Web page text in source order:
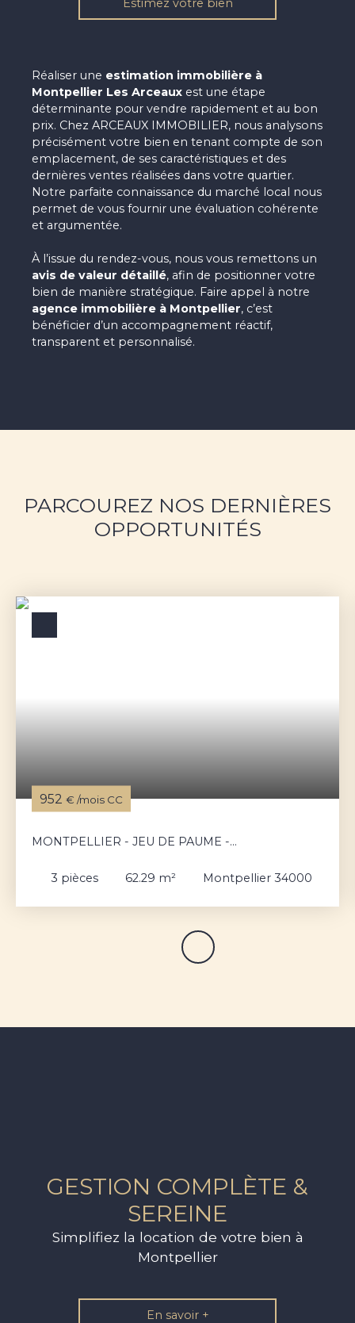
Estimez votre bien
Réaliser une estimation immobilière à
Montpellier Les Arceaux est une étape
déterminante pour vendre rapidement et au bon
prix. Chez ARCEAUX IMMOBILIER, nous analysons
précisément votre bien en tenant compte de son
emplacement, de ses caractéristiques et des
dernières ventes réalisées dans votre quartier.
Notre parfaite connaissance du marché local nous
permet de vous fournir une évaluation cohérente
et argumentée.
À l’issue du rendez-vous, nous vous remettons un
avis de valeur détaillé, afin de positionner votre
bien de manière stratégique. Faire appel à notre
agence immobilière à Montpellier, c’est
bénéficier d’un accompagnement réactif,
transparent et personnalisé.
PARCOUREZ NOS DERNIÈRES
OPPORTUNITÉS
952 € /mois CC
MONTPELLIER - JEU DE PAUME -
3 pièces 62.29 m² Montpellier 34000
GESTION COMPLÈTE &
SEREINE
Simplifiez la location de votre bien à
Montpellier
En savoir +